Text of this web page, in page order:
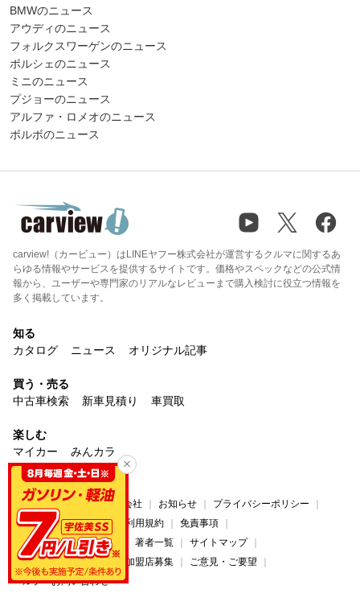
BMWのニュース
アウディのニュース
フォルクスワーゲンのニュース
ポルシェのニュース
ミニのニュース
プジョーのニュース
アルファ・ロメオのニュース
ボルボのニュース
carview!（カービュー）はLINEヤフー株式会社が運営するクルマに関するあ
らゆる情報やサービスを提供するサイトです。価格やスペックなどの公式情
報から、ユーザーや専門家のリアルなレビューまで購入検討に役立つ情報を
多く掲載しています。
知る
カタログ
ニュース オリジナル記事
買う・売る
中古車検索
新車見積り 車買取
楽しむ
マイカー
みんカラ
サービス
carview!について 運営会社 お知らせ
プライバシーポリシー
プライバシーセンター
利用規約
免責事項
コンテンツ制作ポリシー
著者一覧
サイトマップ
広告掲載について
法人加盟店募集
ご意見・ご要望
ヘルプ・お問い合わせ